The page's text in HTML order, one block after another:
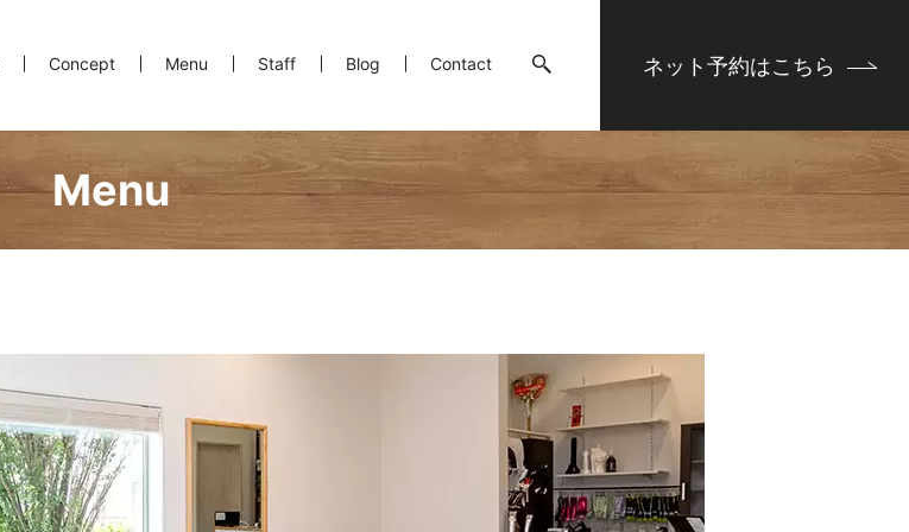
Concept Menu Staff Blog Contact ネット予約はこちら
Menu